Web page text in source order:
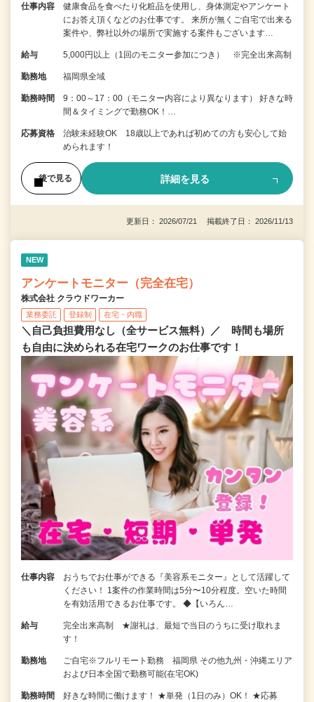
仕事内容
健康食品を食べたり化粧品を使用し、身体測定やアンケート
にお答え頂くなどのお仕事です。 来所が無くご自宅で出来る
案件や、弊社以外の場所で実施する案件もございます…
給与 5,000円以上（1回のモニター参加につき） ※完全出来高制
勤務地 福岡県全域
勤務時間
9：00～17：00（モニター内容により異なります） 好きな時
間＆タイミングで勤務OK！…
応募資格
治験未経験OK 18歳以上であれば初めての方も安心して始
められます！
後で見る 詳細を見る
更新日： 2026/07/21 掲載終了日： 2026/11/13
NEW
アンケートモニター（完全在宅）
株式会社 クラウドワーカー
業務委託 登録制 在宅・内職
＼自己負担費用なし（全サービス無料）／ 時間も場所
も自由に決められる在宅ワークのお仕事です！
仕事内容
おうちでお仕事ができる『美容系モニター』として活躍して
ください！ 1案件の作業時間は5分〜10分程度。空いた時間
を有効活用できるお仕事です。 ◆【いろん…
給与
完全出来高制 ★謝礼は、最短で当日のうちに受け取れま
す！
勤務地
ご自宅※フルリモート勤務 福岡県 その他九州・沖縄エリア
および日本全国で勤務可能(在宅OK)
勤務時間
好きな時間に働けます！ ★単発（1日のみ）OK！ ★応募